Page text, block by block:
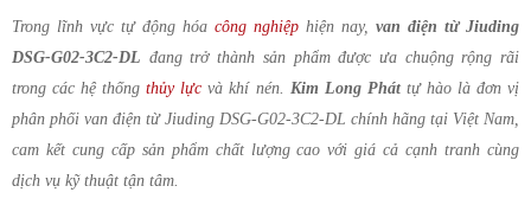
Trong lĩnh vực tự động hóa công nghiệp hiện nay, van điện từ Jiuding
DSG-G02-3C2-DL đang trở thành sản phẩm được ưa chuộng rộng rãi
trong các hệ thốngthủy lực và khí nén. Kim Long Pháttự hào là đơn vị
phân phối van điện từ Jiuding DSG-G02-3C2-DL chính hãng tại Việt Nam,
cam kết cung cấp sản phẩm chất lượng cao với giá cả cạnh tranh cùng
dịch vụ kỹ thuật tận tâm.